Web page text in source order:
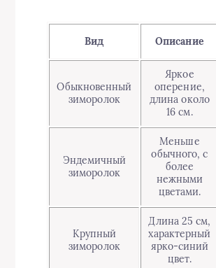
Вид Описание
Обыкновенный
зиморолок
Яркое
оперение,
длина около
16 см.
Эндемичный
зиморолок
Меньше
обычного, с
более
нежными
цветами.
Крупный
зиморолок
Длина 25 см,
характерный
ярко-синий
цвет.